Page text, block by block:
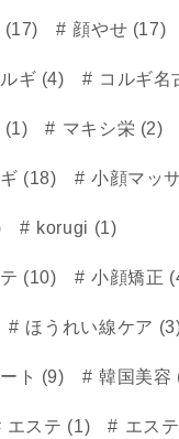
(17) 顔やせ (17)
ギ (4) コルギ名
マキシ栄 (2)
(18) 小顔マッ
korugi (1)
(10) 小顔矯正
ほうれい線ケア
ト (9) 韓国美容
エステ (1) エス